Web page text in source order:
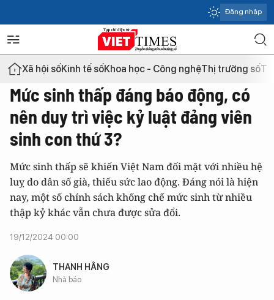
Đăng nhập
Xã hội sốKinh tế sốKhoa học - Công nghệThị trường số
Mức sinh thấp đáng báo động, có
nên duy trì việc kỷ luật đảng viên
sinh con thứ 3?
Mức sinh thấp sẽ khiến Việt Nam đối mặt với nhiều hệ
luỵ do dân số già, thiếu sức lao động. Đáng nói là hiện
nay, một số chính sách khống chế mức sinh từ nhiều
thập kỷ khác vẫn chưa được sửa đổi.
19/12/2024 00:00
THANH HẰNG
Nhà báo